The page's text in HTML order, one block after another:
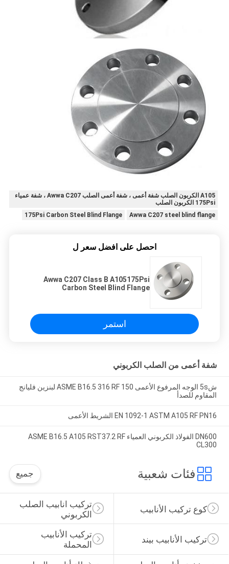
A105 الكربون الصلب شفة أعمى ، شفة أعمى الصلب Awwa C207 ، شفة عمياء
175Psi الكربون الصلب
Awwa C207 steel blind flange
175Psi Carbon Steel Blind Flange
احصل على افضل سعر ل
Awwa C207 Class B A105175Psi
Carbon Steel Blind Flange
استمر
شفة أعمى من الصلب الكربوني
ش5s الوجه المرفوع الأعمى ASME B16.5 316 RF 150 لبنزين فليانج
المقاوم للصدأ
EN 1092-1 ASTM A105 RF PN16 الشريط الأعمى
DN600 الفولاذ الكربوني العمياء ASME B16.5 A105 RST37.2 RF
CL300
فئات شعبية جميع
تركيب انابيب الصلب
الكربوني
كوع تركيب الأنابيب
تركيب الأنابيب
المحملة
تركيب الأنابيب بيند